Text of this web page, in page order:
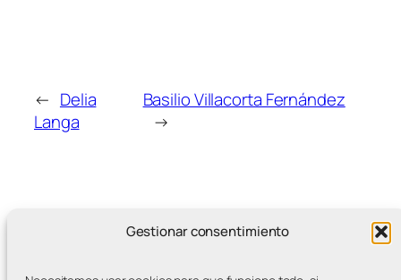
Gestionar consentimiento
← Delia
Langa
Basilio Villacorta Fernández
→